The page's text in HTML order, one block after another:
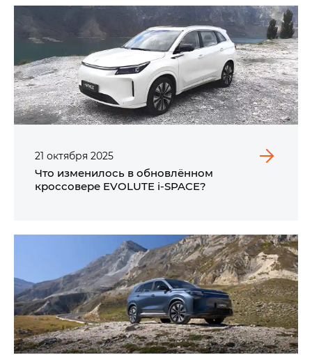
21 октября 2025
Что изменилось в обновлённом
кроссовере EVOLUTE i‑SPACE?